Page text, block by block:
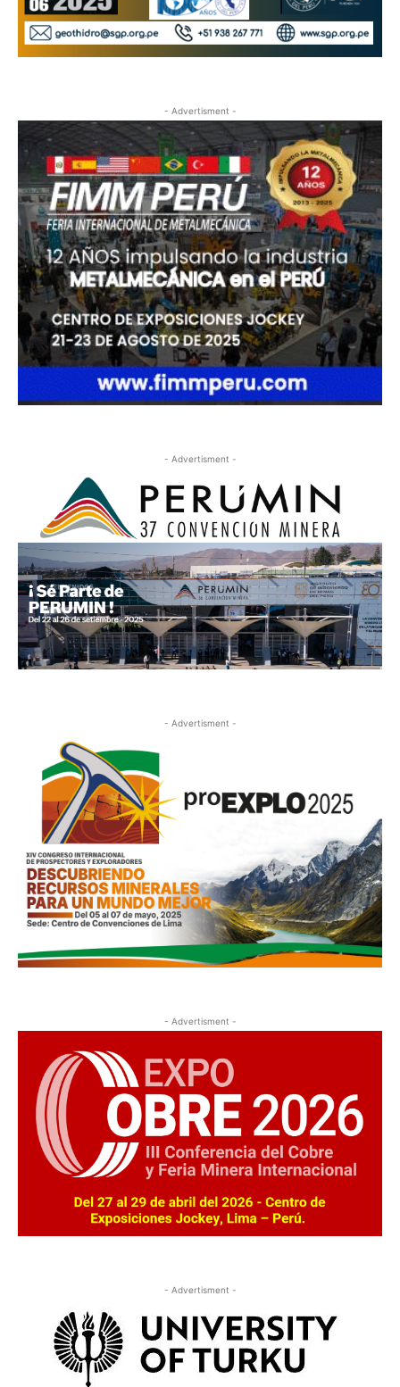
- Advertisment -
- Advertisment -
- Advertisment -
- Advertisment -
- Advertisment -